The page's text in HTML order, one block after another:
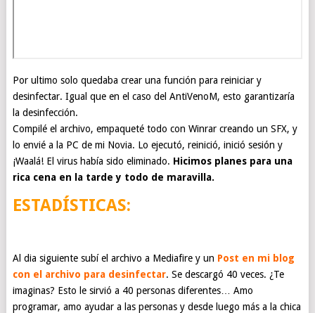
Por ultimo solo quedaba crear una función para reiniciar y
desinfectar. Igual que en el caso del AntiVenoM, esto garantizaría
la desinfección.
Compilé el archivo, empaqueté todo con Winrar creando un SFX, y
lo envié a la PC de mi Novia. Lo ejecutó, reinició, inició sesión y
¡Waalá! El virus había sido eliminado. Hicimos planes para una
rica cena en la tarde y todo de maravilla.
ESTADÍSTICAS:
Al dia siguiente subí el archivo a Mediafire y un Post en mi blog
con el archivo para desinfectar. Se descargó 40 veces. ¿Te
imaginas? Esto le sirvió a 40 personas diferentes… Amo
programar, amo ayudar a las personas y desde luego más a la chica